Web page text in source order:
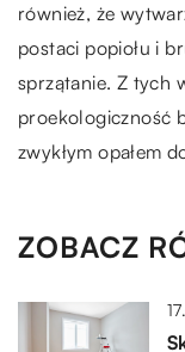
również, że
postaci popiołu i
sprzątanie. Z tych
proekologiczność
zwykłym opałem
ZOBACZ